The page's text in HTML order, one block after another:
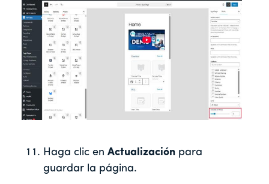
Haga clic en Actualización para
guardar la página.